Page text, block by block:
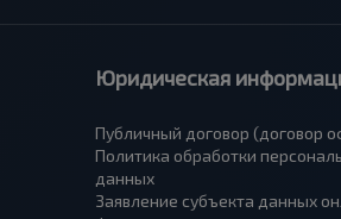
Юридическая
Публичный договор (договор
Политика обработки
данных
Заявление субъекта данных